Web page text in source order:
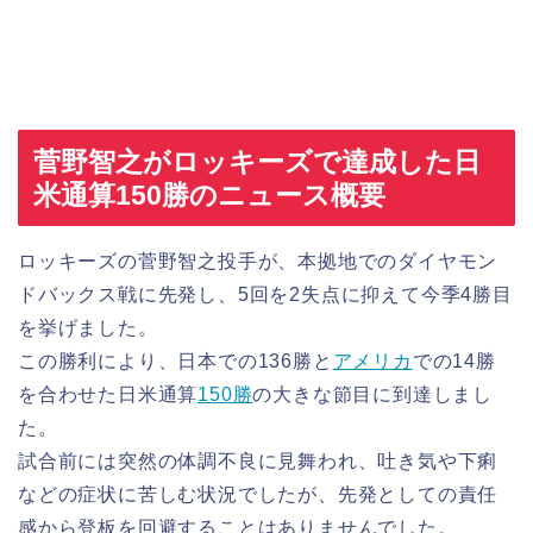
菅野智之がロッキーズで達成した日
米通算150勝のニュース概要
ロッキーズの菅野智之投手が、本拠地でのダイヤモン
ドバックス戦に先発し、5回を2失点に抑えて今季4勝目
を挙げました。
この勝利により、日本での136勝と アメリカ での14勝
を合わせた日米通算150勝の大きな節目に到達しまし
た。
試合前には突然の体調不良に見舞われ、吐き気や下痢
などの症状に苦しむ状況でしたが、先発としての責任
感から登板を回避することはありませんでした。